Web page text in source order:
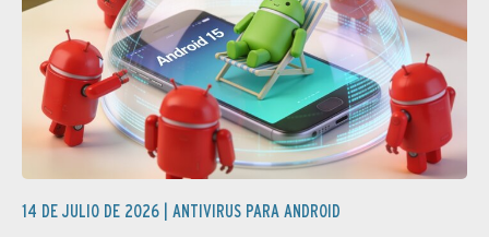
14 DE JULIO DE 2026 | ANTIVIRUS PARA ANDROID